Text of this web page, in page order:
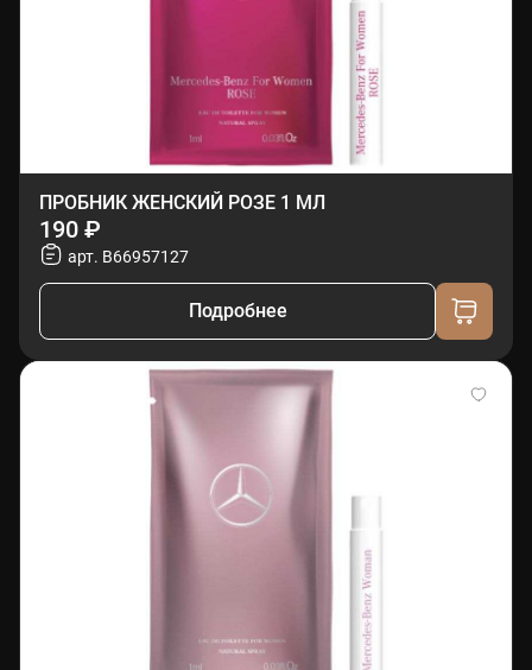
ПРОБНИК ЖЕНСКИЙ РОЗЕ 1 МЛ
190 ₽
арт. B66957127
Подробнее